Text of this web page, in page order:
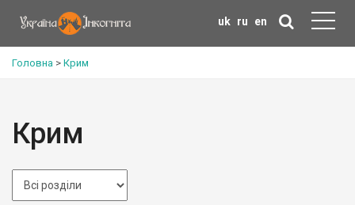
uk ru en
Головна > Крим
Крим